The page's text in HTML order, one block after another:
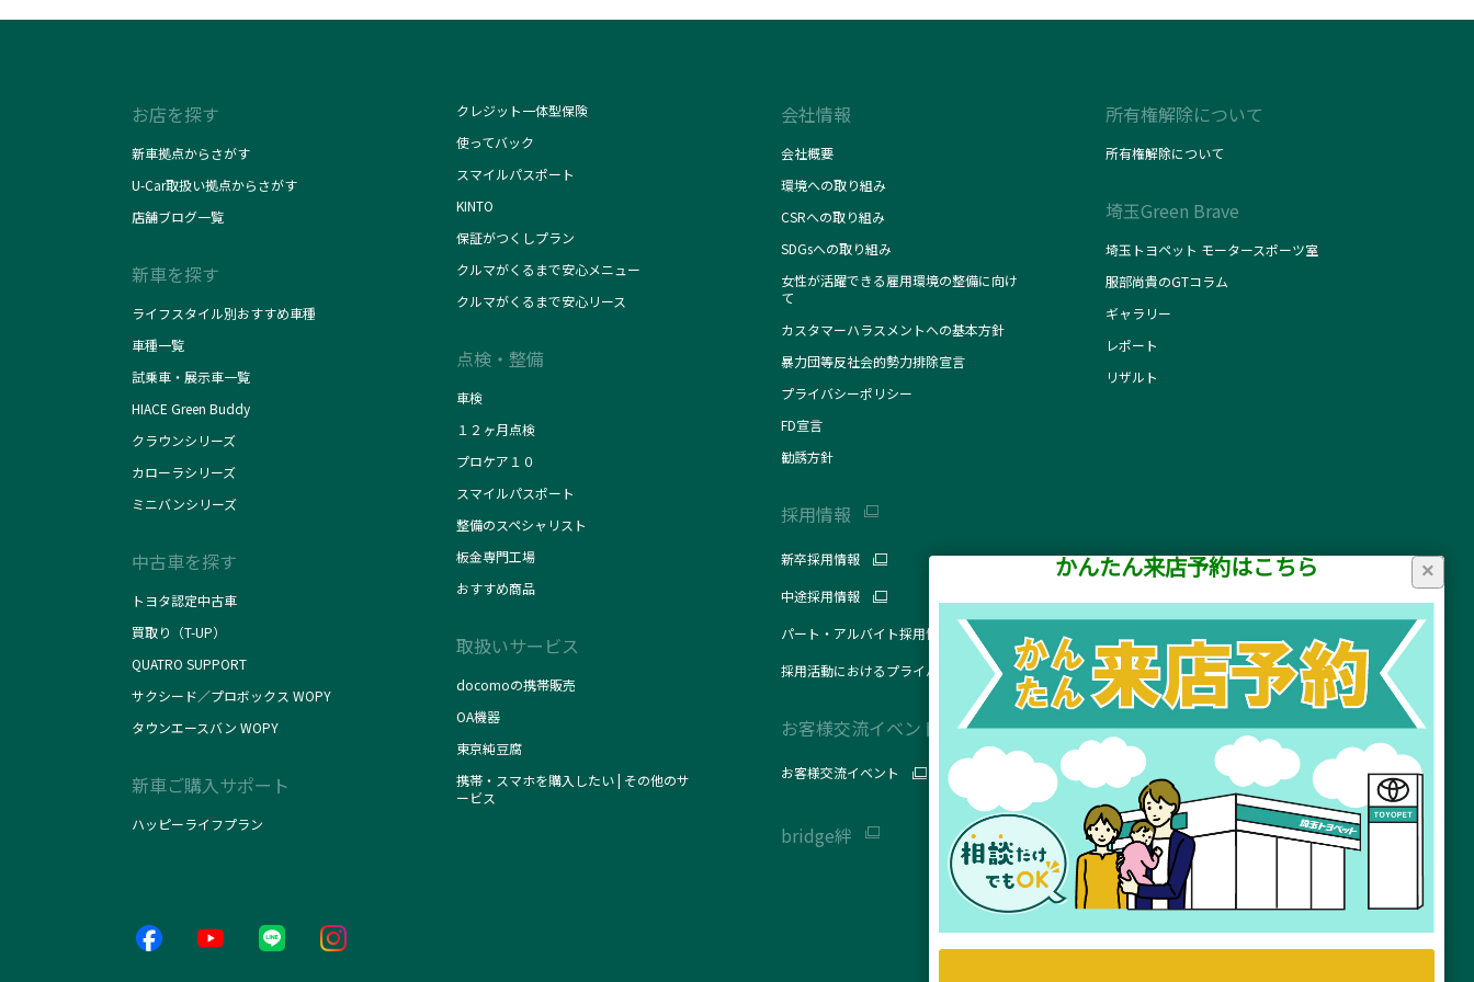
お店を探す
新車拠点からさがす
U-Car取扱い拠点からさがす
店舗ブログ一覧
新車を探す
ライフスタイル別おすすめ車種
車種一覧
試乗車・展示車一覧
HIACE Green Buddy
クラウンシリーズ
カローラシリーズ
ミニバンシリーズ
中古車を探す
トヨタ認定中古車
買取り（T-UP）
QUATRO SUPPORT
サクシード／プロボックス WOPY
タウンエースバン WOPY
新車ご購入サポート
ハッピーライフプラン
クレジット一体型保険
使ってバック
スマイルパスポート
KINTO
保証がつくしプラン
クルマがくるまで安心メニュー
クルマがくるまで安心リース
点検・整備
車検
１２ヶ月点検
プロケア１０
スマイルパスポート
整備のスペシャリスト
板金専門工場
おすすめ商品
取扱いサービス
docomoの携帯販売
OA機器
東京純豆腐
携帯・スマホを購入したい | その他のサ
ービス
会社情報
会社概要
環境への取り組み
CSRへの取り組み
SDGsへの取り組み
女性が活躍できる雇用環境の整備に向け
て
カスタマーハラスメントへの基本方針
暴力団等反社会的勢力排除宣言
プライバシーポリシー
FD宣言
勧誘方針
採用情報
新卒採用情報
中途採用情報
パート・アルバイト採用情報
採用活動におけるプライバシーポリシー
お客様交流イベント
お客様交流イベント
bridge絆
所有権解除について
所有権解除について
埼玉Green Brave
埼玉トヨペット モータースポーツ室
服部尚貴のGTコラム
ギャラリー
レポート
リザルト
×
かんたん来店予約はこちら